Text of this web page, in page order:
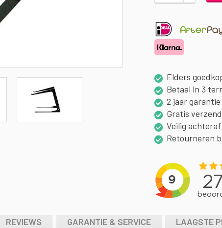
Elders
Betaal in 3
2 jaar
Gratis
Veilig
Retourneren
REVIEWS GARANTIE & SERVICE LAAGSTE